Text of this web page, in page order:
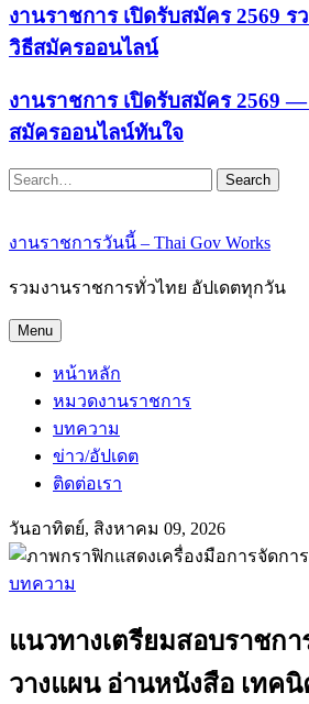
งานราชการ เปิดรับสมัคร 2569
วิธีสมัครออนไลน์
งานราชการ เปิดรับสมัคร 2569
สมัครออนไลน์ทันใจ
Search
งานราชการวันนี้ – Thai Gov Works
รวมงานราชการทั่วไทย อัปเดตทุกวัน
Menu
หน้าหลัก
หมวดงานราชการ
บทความ
ข่าว/อัปเดต
ติดต่อเรา
วันอาทิตย์, สิงหาคม 09, 2026
บทความ
แนวทางเตรียมสอบราชกา
วางแผน อ่านหนังสือ เทค